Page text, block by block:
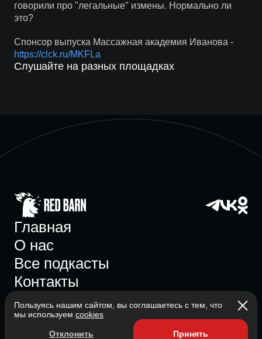
говорили про "легальные" измены. Нормально ли
это?
Спонсор выпуска Массажная академия Иванова -
https://clck.ru/MKFLa
Слушайте на разных площадках
Главная
О нас
Все подкасты
Контакты
Состоит в ассоциации с 2023
Пользуясь нашим сайтом, вы соглашаетесь с тем, что
мы используем cookies
Отклонить Принять